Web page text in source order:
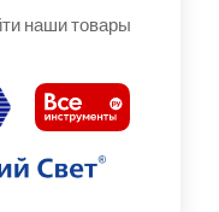
наши товары